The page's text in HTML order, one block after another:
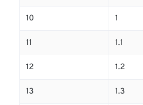
10 1
11 1.1
12 1.2
13 1.3